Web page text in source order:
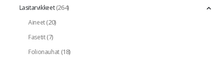
Lasitarvikkeet(264)
Aineet(20)
Fasetit(7)
Folionauhat(18)